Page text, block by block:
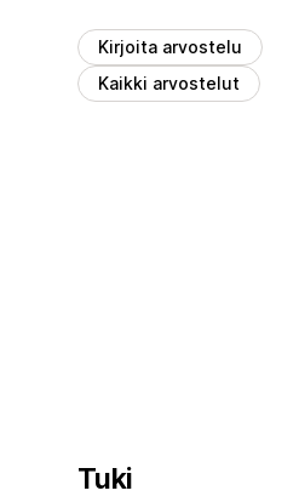
Kirjoita arvostelu
Kaikki arvostelut
Tuki